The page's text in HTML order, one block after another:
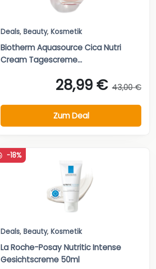
Deals, Beauty, Kosmetik
Biotherm Aquasource Cica Nutri
Cream Tagescreme...
28,99 € 43,00 €
Zum Deal
-18%
Deals, Beauty, Kosmetik
La Roche-Posay Nutritic Intense
Gesichtscreme 50ml